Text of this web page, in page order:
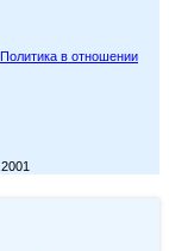
Политика в отношении